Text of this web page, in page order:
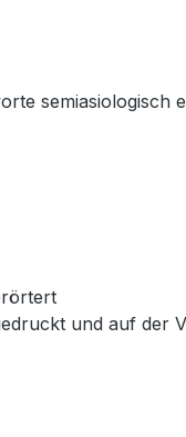
semiasiologisch
und auf der